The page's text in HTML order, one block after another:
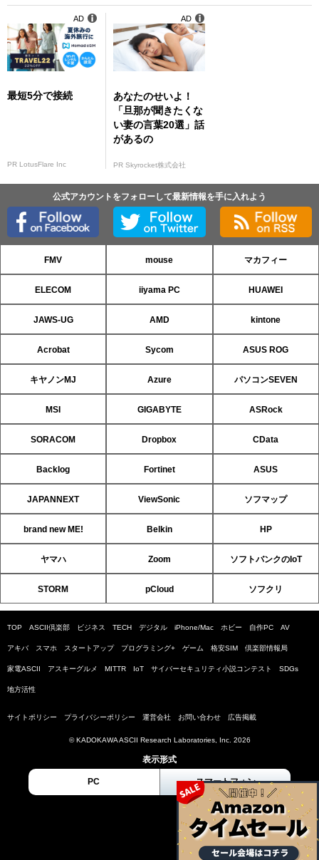
最短5分で接続
PR LotusFlare Inc
AD
あなたのせいよ！
「旦那が聞きたくな
い妻の言葉20選」話
があるの
PR Skyrocket株式会社
AD
公式アカウントをフォローして最新情報を手に入れよう
FMV mouse マカフィー
ELECOM iiyama PC HUAWEI
JAWS-UG AMD kintone
Acrobat Sycom ASUS ROG
キヤノンMJ Azure パソコンSEVEN
MSI GIGABYTE ASRock
SORACOM Dropbox CData
Backlog Fortinet ASUS
JAPANNEXT ViewSonic ソフマップ
brand new ME! Belkin HP
ヤマハ Zoom ソフトバンクのIoT
STORM pCloud ソフクリ
TOP ASCII倶楽部 ビジネス TECH デジタル iPhone/Mac ホビー 自作PC AV
アキバ スマホ スタートアップ プログラミング+ ゲーム 格安SIM 倶楽部情報局
家電ASCII アスキーグルメ MITTR IoT サイバーセキュリティ小説コンテスト SDGs
地方活性
サイトポリシー プライバシーポリシー 運営会社 お問い合わせ 広告掲載
© KADOKAWA ASCII Research Laboratories, Inc. 2026
表示形式
PC スマートフォン